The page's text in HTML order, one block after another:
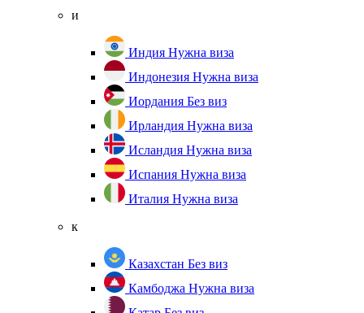
и
Индия Нужна виза
Индонезия Нужна виза
Иордания Без виз
Ирландия Нужна виза
Исландия Нужна виза
Испания Нужна виза
Италия Нужна виза
к
Казахстан Без виз
Камбоджа Нужна виза